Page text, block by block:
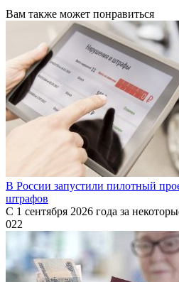
Вам также может понравиться
В России запустили пилотный
штрафов
С 1 сентября 2026 года за
022